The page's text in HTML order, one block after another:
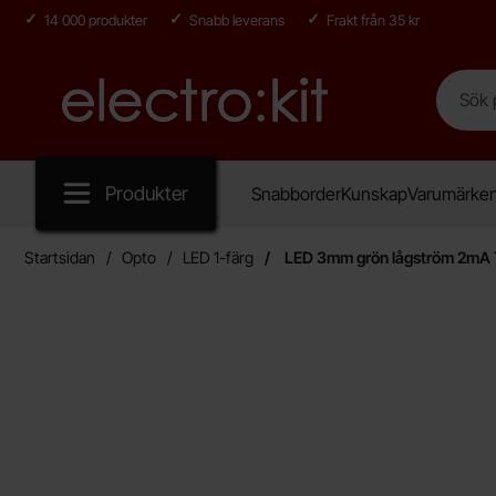
14 000 produkter Snabb leverans Frakt från 35 kr
Startsidan för Electro:kit
Sök
Sök på
Produkter SnabborderKunskap
Startsidan Opto LED 1-färg LED 3mm grön lågström 2mA